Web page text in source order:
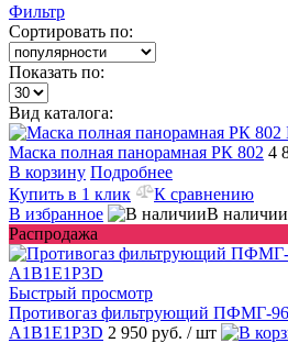
Фильтр
Сортировать по:
Показать по:
Вид каталога:
Маска полная панорамная РК 802 4
В корзину Подробнее
Купить в 1 клик
К сравнению
В избранное
В наличии
Распродажа
Быстрый просмотр
Противогаз фильтрующий ПФМГ-
A1B1E1P3D 2 950 руб. / шт